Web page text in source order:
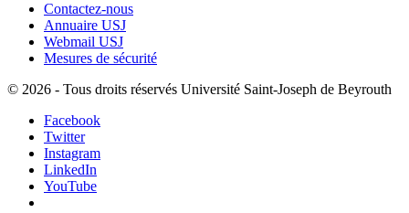
Contactez-nous
Annuaire USJ
Webmail USJ
Mesures de sécurité
© 2026 - Tous droits réservés Université Saint-Joseph de Beyrouth
Facebook
Twitter
Instagram
LinkedIn
YouTube